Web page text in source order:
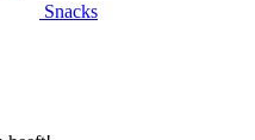
Snacks